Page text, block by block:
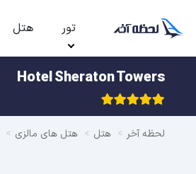
تور هتل
Hotel Sheraton Towers
لحظه آخر هتل هتل های مالزی